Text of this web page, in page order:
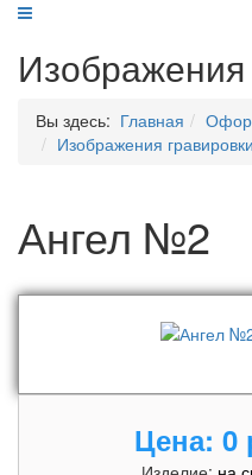
Изображения
Вы здесь: Главная
Изображения гравировки
Ангел №2
Цена: 0